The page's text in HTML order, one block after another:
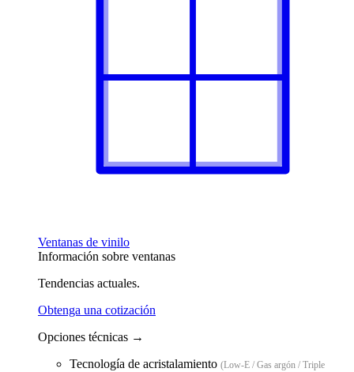
Ventanas de vinilo
Información sobre ventanas
Tendencias actuales.
Obtenga una cotización
Opciones técnicas →
Tecnología de acristalamiento (Low-E / Gas argón / Triple